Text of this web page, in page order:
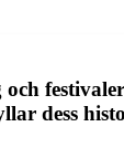
och
dess